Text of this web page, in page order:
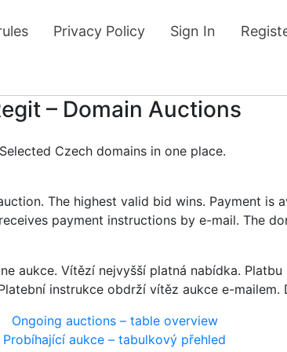
Privacy Policy Sign In
– Domain Auctions
Selected Czech domains in one place.
The highest valid bid wins. Payment is
payment instructions by e-mail. The
aukce. Vítězí nejvyšší platná nabídka.
instrukce obdrží vítěz aukce e-mailem.
Ongoing auctions – table overview
Probíhající aukce – tabulkový přehled